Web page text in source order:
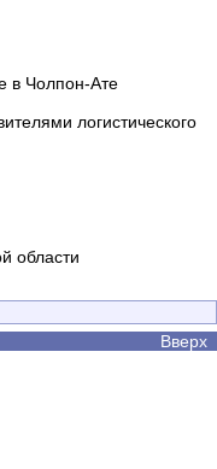
в Чолпон-Ате
логистического
области
Вверх